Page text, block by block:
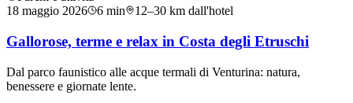
18 maggio 2026
6 min 12–30 km dall'hotel
Gallorose, terme e relax in Costa degli Etruschi
Dal parco faunistico alle acque termali di Venturina: natura,
benessere e giornate lente.